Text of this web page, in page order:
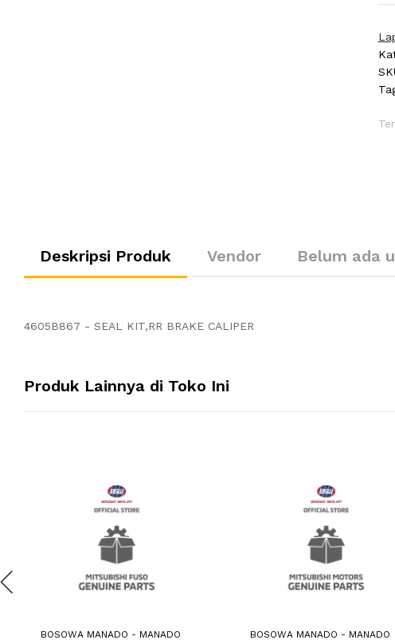
Deskripsi Produk Vendor Belum ada
4605B867 - SEAL KIT,RR BRAKE CALIPER
Produk Lainnya di Toko Ini
BOSOWA MANADO - MANADO BOSOWA MANADO - MANADO